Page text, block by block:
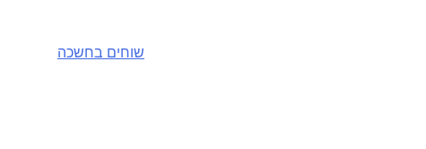
שוחים בחשכה